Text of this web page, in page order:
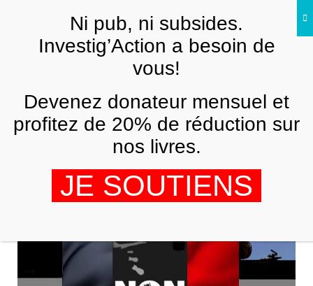
FRNi pub, ni subsides.
Investig’Action a besoin de
vous!
Devenez donateur mensuel et
profitez de 20% de réduction sur
nos livres.
JE SOUTIENS